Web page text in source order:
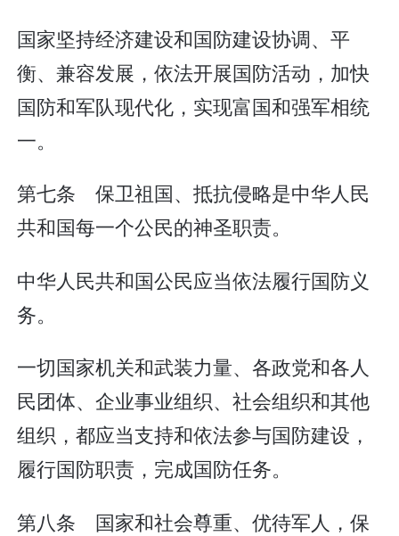
国家坚持经济建设和国防建设协调、平
衡、兼容发展，依法开展国防活动，加快
国防和军队现代化，实现富国和强军相统
一。
第七条 保卫祖国、抵抗侵略是中华人民
共和国每一个公民的神圣职责。
中华人民共和国公民应当依法履行国防义
务。
一切国家机关和武装力量、各政党和各人
民团体、企业事业组织、社会组织和其他
组织，都应当支持和依法参与国防建设，
履行国防职责，完成国防任务。
第八条 国家和社会尊重、优待军人，保